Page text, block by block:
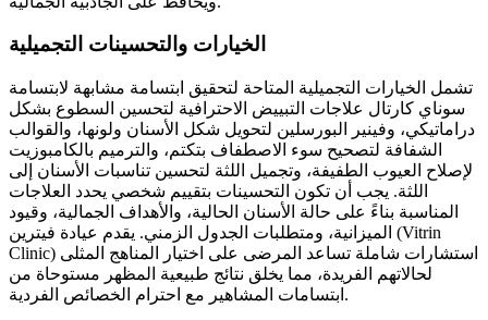
الخيارات والتحسينات التجميلية
تشمل الخيارات التجميلية المتاحة لتحقيق ابتسامة مشابهة لابتسامة
سوناي كارتال علاجات التبييض الاحترافية لتحسين السطوع بشكل
دراماتيكي، وفينير البورسلين لتحويل شكل الأسنان ولونها، والقوالب
الشفافة لتصحيح سوء الاصطفاف بتكتم، والترميم بالكامبوزيت
لإصلاح العيوب الطفيفة، وتجميل اللثة لتحسين تناسبات الأسنان إلى
اللثة. يجب أن تكون التحسينات بتقييم شخصي يحدد العلاجات
المناسبة بناءً على حالة الأسنان الحالية، والأهداف الجمالية، وقيود
الميزانية، ومتطلبات الجدول الزمني. يقدم عيادة فيترين (Vitrin
Clinic) استشارات شاملة تساعد المرضى على اختيار المناهج المثلى
لحالاتهم الفريدة، مما يخلق نتائج طبيعية المظهر مستوحاة من
ابتسامات المشاهير مع احترام الخصائص الفردية.